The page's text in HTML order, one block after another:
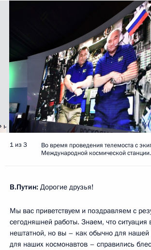
1 из 3
Во время проведения телемоста с
Международной космической станции.
В.Путин: Дорогие друзья!
Мы вас приветствуем и поздравляем с
сегодняшней работы. Знаем, что ситуация
нештатной, но вы – как обычно для нашей
для наших космонавтов – справились